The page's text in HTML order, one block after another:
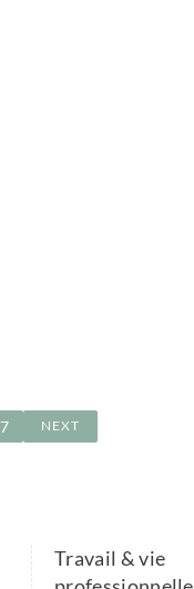
7 NEXT
Travail & vie